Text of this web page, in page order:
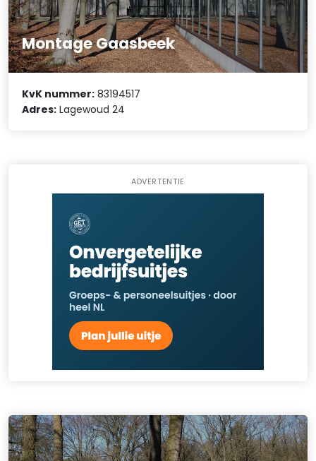
Montage Gaasbeek
KvK nummer: 83194517
Adres: Lagewoud 24
ADVERTENTIE